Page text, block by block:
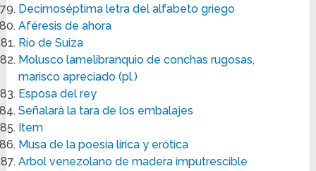
Decimoséptima letra del alfabeto griego
Aféresis de ahora
Río de Suiza
Molusco lamelibranquio de conchas rugosas,
marisco apreciado (pl.)
Esposa del rey
Señalará la tara de los embalajes
Item
Musa de la poesía lírica y erótica
Arbol venezolano de madera imputrescible